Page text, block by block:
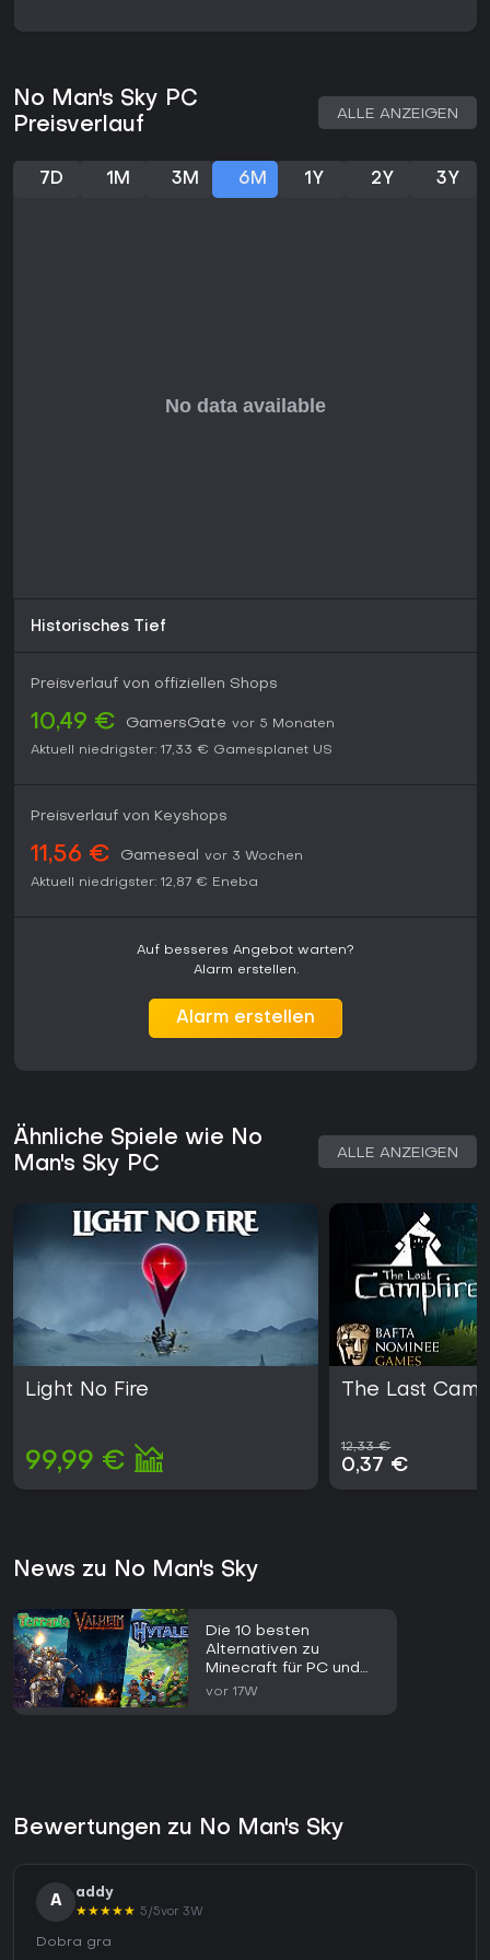
No Man's Sky PC
Preisverlauf
ALLE ANZEIGEN
7D 1M 3M 6M 1Y 2Y 3Y
Historisches Tief
Preisverlauf von offiziellen Shops
10,49 € GamersGate vor 5 Monaten
Aktuell niedrigster: 17,33 € Gamesplanet US
Preisverlauf von Keyshops
11,56 € Gameseal
vor 3 Wochen
Aktuell niedrigster: 12,87 € Eneba
Auf besseres Angebot warten?
Alarm erstellen.
Alarm erstellen
Ähnliche Spiele wie No
Man's Sky PC
ALLE ANZEIGEN
Light No Fire
99,99 €
The Last
12,33 €
0,37 €
News zu No Man's Sky
Die 10 besten
Alternativen zu
Minecraft für PC und
Steam im Jahr 2026
vor 17W
Bewertungen zu No Man's Sky
A
addy
★★★★★ 5/5vor 3W
Dobra gra